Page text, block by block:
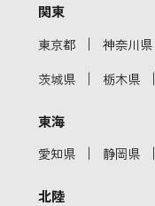
関東
東京都 ｜ 神奈川県
茨城県 ｜ 栃木県 ｜
東海
愛知県 ｜ 静岡県 ｜
北陸